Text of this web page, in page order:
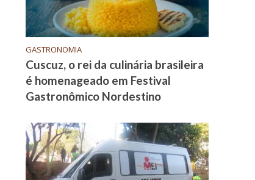
GASTRONOMIA
Cuscuz, o rei da culinária brasileira
é homenageado em Festival
Gastronômico Nordestino